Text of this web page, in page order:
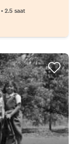
• 2.5 saat